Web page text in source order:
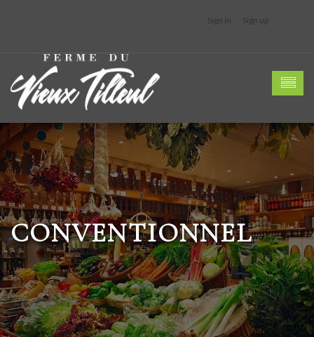
Sign in Sign up
CONVENTIONNEL